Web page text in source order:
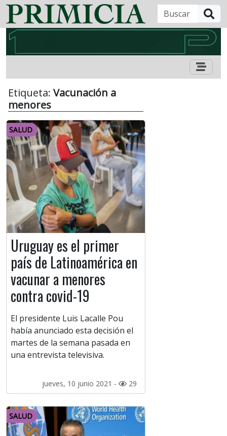
Etiqueta: Vacunación a
menores
SALUD
Uruguay es el primer
país de Latinoamérica en
vacunar a menores
contra covid-19
El presidente Luis Lacalle Pou
había anunciado esta decisión el
martes de la semana pasada en
una entrevista televisiva.
jueves, 10 junio 2021 - 29
SALUD